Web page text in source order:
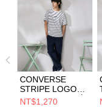
CONVERSE
STRIPE LOGO
TEE EGRET 男女
NT$1,270